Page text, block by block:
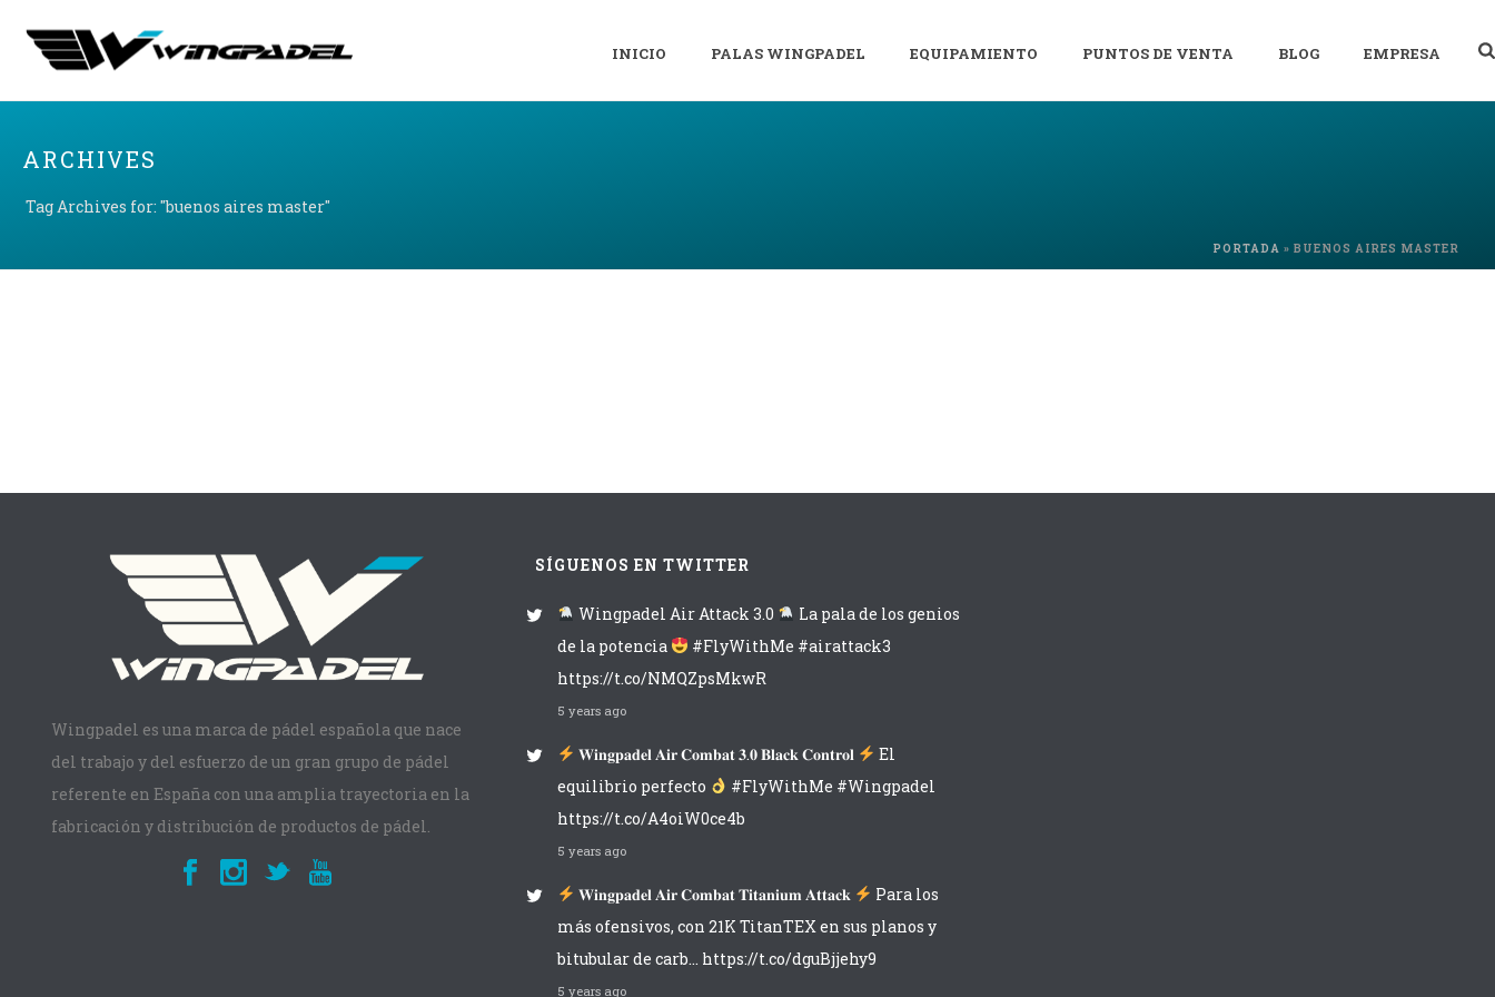
INICIO PALAS WINGPADEL EQUIPAMIENTO PUNTOS DE VENTA BLOG EMPRESA
ARCHIVES
Tag Archives for: "buenos aires master"
PORTADA » BUENOS AIRES MASTER
Wingpadel es una marca de pádel española que nace
del trabajo y del esfuerzo de un gran grupo de pádel
referente en España con una amplia trayectoria en la
fabricación y distribución de productos de pádel.
SÍGUENOS EN TWITTER
Wingpadel Air Attack 3.0
La pala de los genios
de la potencia
#FlyWithMe #airattack3
https://t.co/NMQZpsMkwR
5 years ago
𝐖𝐢𝐧𝐠𝐩𝐚𝐝𝐞𝐥 𝐀𝐢𝐫 𝐂𝐨𝐦𝐛𝐚𝐭 𝟑.𝟎 𝐁𝐥𝐚𝐜𝐤 𝐂𝐨𝐧𝐭𝐫𝐨𝐥
El
equilibrio perfecto
#FlyWithMe #Wingpadel
https://t.co/A4oiW0ce4b
5 years ago
𝐖𝐢𝐧𝐠𝐩𝐚𝐝𝐞𝐥 𝐀𝐢𝐫 𝐂𝐨𝐦𝐛𝐚𝐭 𝐓𝐢𝐭𝐚𝐧𝐢𝐮𝐦 𝐀𝐭𝐭𝐚𝐜𝐤
Para los
más ofensivos, con 21K TitanTEX en sus planos y
bitubular de carb… https://t.co/dguBjjehy9
5 years ago